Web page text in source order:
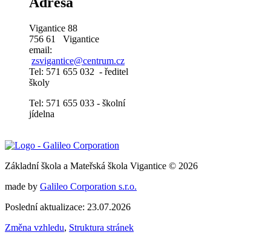
Vigantice 88
756 61 Vigantice
email:
zsvigantice@centrum.cz
Tel: 571 655 032 - ředitel
školy
Tel: 571 655 033 - školní
jídelna
Základní škola a Mateřská škola Vigantice © 2026
made by Galileo Corporation s.r.o.
Poslední aktualizace: 23.07.2026
Změna vzhledu, Struktura stránek